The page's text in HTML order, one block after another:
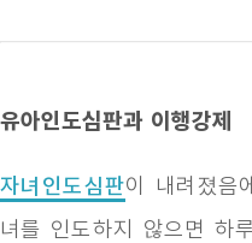
유아인도심판과 이행강제
자녀인도심판이 내려졌음
녀를 인도하지 않으면 하